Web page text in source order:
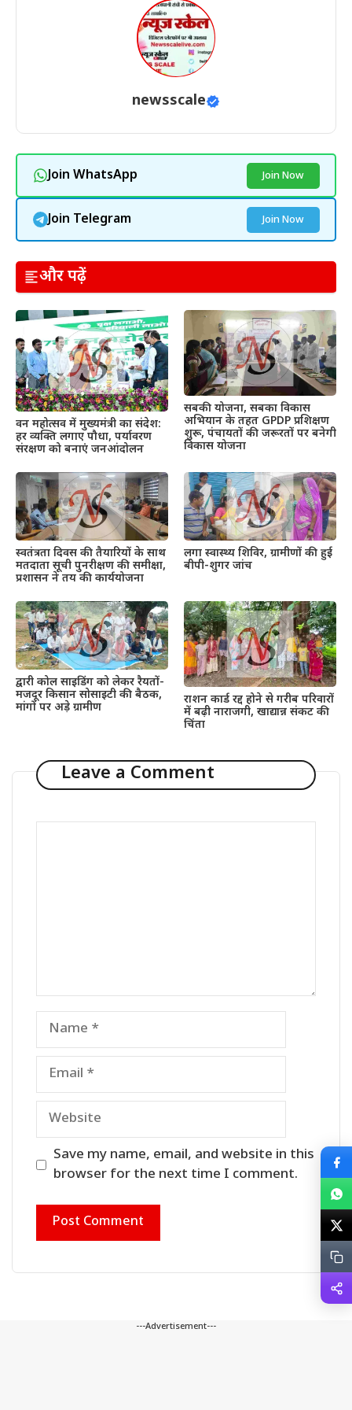
newsscale
Join WhatsApp Join Now
Join Telegram Join Now
और पढ़ें
वन महोत्सव में मुख्यमंत्री का संदेश:
हर व्यक्ति लगाए पौधा, पर्यावरण
संरक्षण को बनाएं जनआंदोलन
सबकी योजना, सबका विकास
अभियान के तहत GPDP प्रशिक्षण
शुरू, पंचायतों की जरूरतों पर बनेगी
विकास योजना
स्वतंत्रता दिवस की तैयारियों के साथ
मतदाता सूची पुनरीक्षण की समीक्षा,
प्रशासन ने तय की कार्ययोजना
लगा स्वास्थ्य शिविर, ग्रामीणों की हुई
बीपी-शुगर जांच
द्वारी कोल साइडिंग को लेकर रैयतों-
मजदूर किसान सोसाइटी की बैठक,
मांगों पर अड़े ग्रामीण
राशन कार्ड रद्द होने से गरीब परिवारों
में बढ़ी नाराजगी, खाद्यान्न संकट की
चिंता
Leave a Comment
Name
Email
Website
Save my name, email, and website in this
browser for the next time I comment.
---Advertisement---